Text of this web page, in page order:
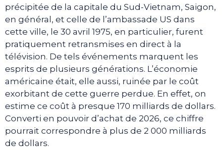
précipitée de la capitale du Sud-Vietnam, Saigon,
en général, et celle de l’ambassade US dans
cette ville, le 30 avril 1975, en particulier, furent
pratiquement retransmises en direct à la
télévision. De tels événements marquent les
esprits de plusieurs générations. L’économie
américaine était, elle aussi, ruinée par le coût
exorbitant de cette guerre perdue. En effet, on
estime ce coût à presque 170 milliards de dollars.
Converti en pouvoir d’achat de 2026, ce chiffre
pourrait correspondre à plus de 2 000 milliards
de dollars.